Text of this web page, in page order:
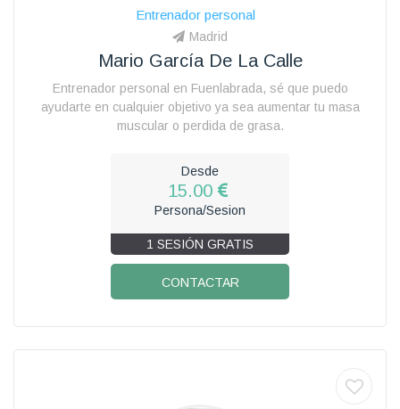
Entrenador personal
Madrid
Mario García De La Calle
Entrenador personal en Fuenlabrada, sé que puedo
ayudarte en cualquier objetivo ya sea aumentar tu masa
muscular o perdida de grasa.
Desde
15.00
Persona/Sesion
1 SESIÓN GRATIS
CONTACTAR